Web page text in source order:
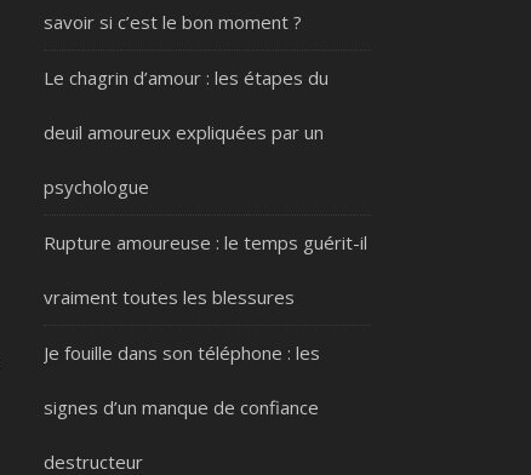
savoir si c’est le bon moment ?
Le chagrin d’amour : les étapes du
deuil amoureux expliquées par un
psychologue
Rupture amoureuse : le temps guérit-il
vraiment toutes les blessures
Je fouille dans son téléphone : les
signes d’un manque de confiance
destructeur